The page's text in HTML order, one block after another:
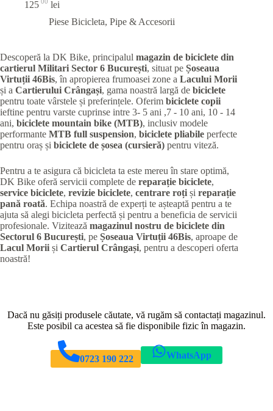
125
lei
Piese Bicicleta, Pipe & Accesorii
Descoperă la DK Bike, principalul magazin de biciclete din
cartierul Militari Sector 6 București, situat pe Șoseaua
Virtuții 46Bis, în apropierea frumoasei zone a Lacului Morii
și a Cartierului Crângași, gama noastră largă de biciclete
pentru toate vârstele și preferințele. Oferim biciclete copii
ieftine pentru varste cuprinse intre 3- 5 ani ,7 - 10 ani, 10 - 14
ani, biciclete mountain bike (MTB), inclusiv modele
performante MTB full suspension, biciclete pliabile perfecte
pentru oraș și biciclete de șosea (cursieră) pentru viteză.
Pentru a te asigura că bicicleta ta este mereu în stare optimă,
DK Bike oferă servicii complete de reparație biciclete,
service biciclete, revizie biciclete, centrare roți și reparație
pană roată. Echipa noastră de experți te așteaptă pentru a te
ajuta să alegi bicicleta perfectă și pentru a beneficia de servicii
profesionale. Vizitează magazinul nostru de biciclete din
Sectorul 6 București, pe Șoseaua Virtuții 46Bis, aproape de
Lacul Morii și Cartierul Crângași, pentru a descoperi oferta
noastră!
Dacă nu găsiți produsele căutate, vă rugăm să contactați magazinul.
Este posibil ca acestea să fie disponibile fizic în magazin.
0723 190 222 WhatsApp